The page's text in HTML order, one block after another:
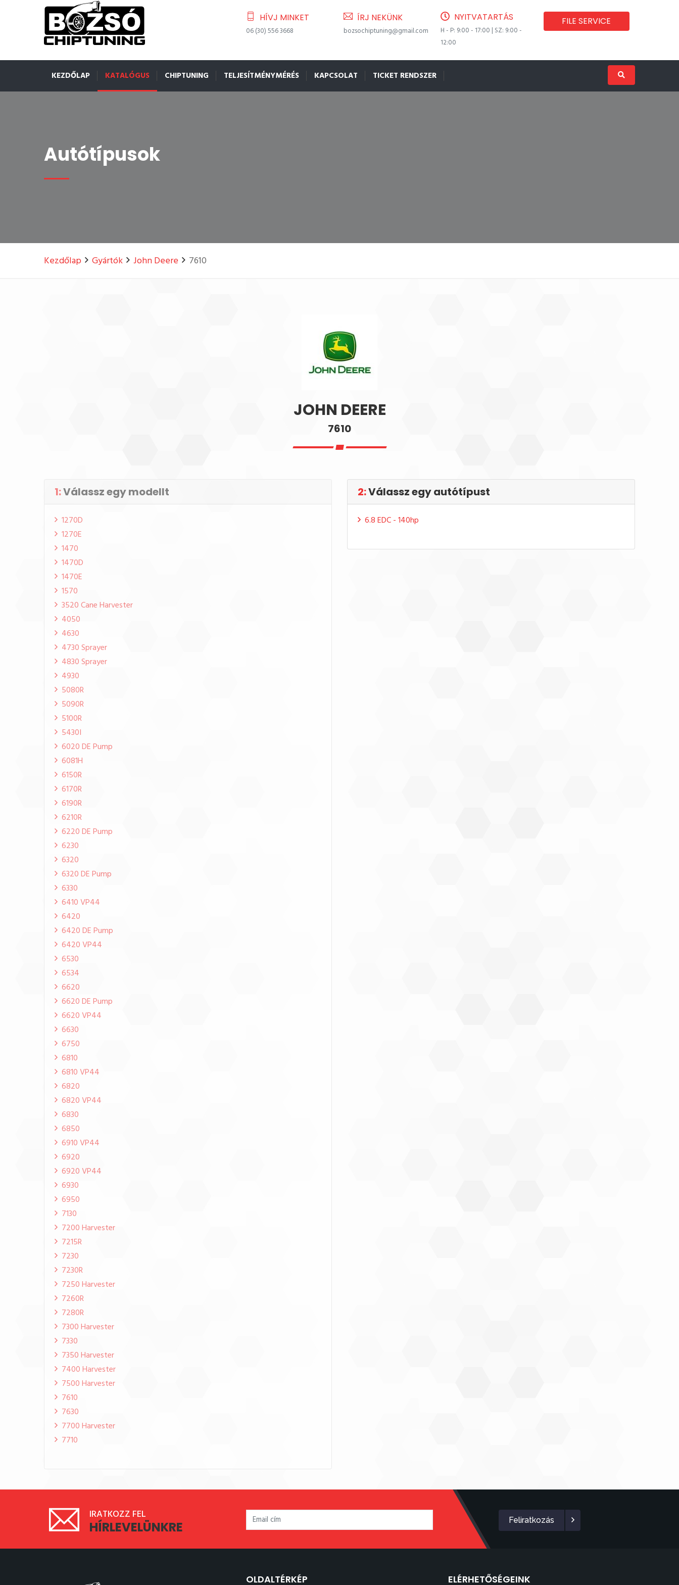
HÍVJ MINKET
06 (30) 556 3668
ÍRJ NEKÜNK
bozsochiptuning@gmail.com
NYITVATARTÁS
H - P: 9:00 - 17:00 | SZ: 9:00 -
12:00
FILE SERVICE
KEZDŐLAP KATALÓGUS CHIPTUNING TELJESÍTMÉNYMÉRÉS KAPCSOLAT TICKET RENDSZER
Autótípusok
Kezdőlap Gyártók John Deere 7610
JOHN DEERE
7610
1:Válassz egy modellt
1270D
1270E
1470
1470D
1470E
1570
3520 Cane Harvester
4050
4630
4730 Sprayer
4830 Sprayer
4930
5080R
5090R
5100R
5430I
6020 DE Pump
6081H
6150R
6170R
6190R
6210R
6220 DE Pump
6230
6320
6320 DE Pump
6330
6410 VP44
6420
6420 DE Pump
6420 VP44
6530
6534
6620
6620 DE Pump
6620 VP44
6630
6750
6810
6810 VP44
6820
6820 VP44
6830
6850
6910 VP44
6920
6920 VP44
6930
6950
7130
7200 Harvester
7215R
7230
7230R
7250 Harvester
7260R
7280R
7300 Harvester
7330
7350 Harvester
7400 Harvester
7500 Harvester
7610
7630
7700 Harvester
7710
2:Válassz egy autótípust
6.8 EDC - 140hp
IRATKOZZ FEL
HÍRLEVELÜNKRE Feliratkozás
OLDALTÉRKÉP ELÉRHETŐSÉGEINK